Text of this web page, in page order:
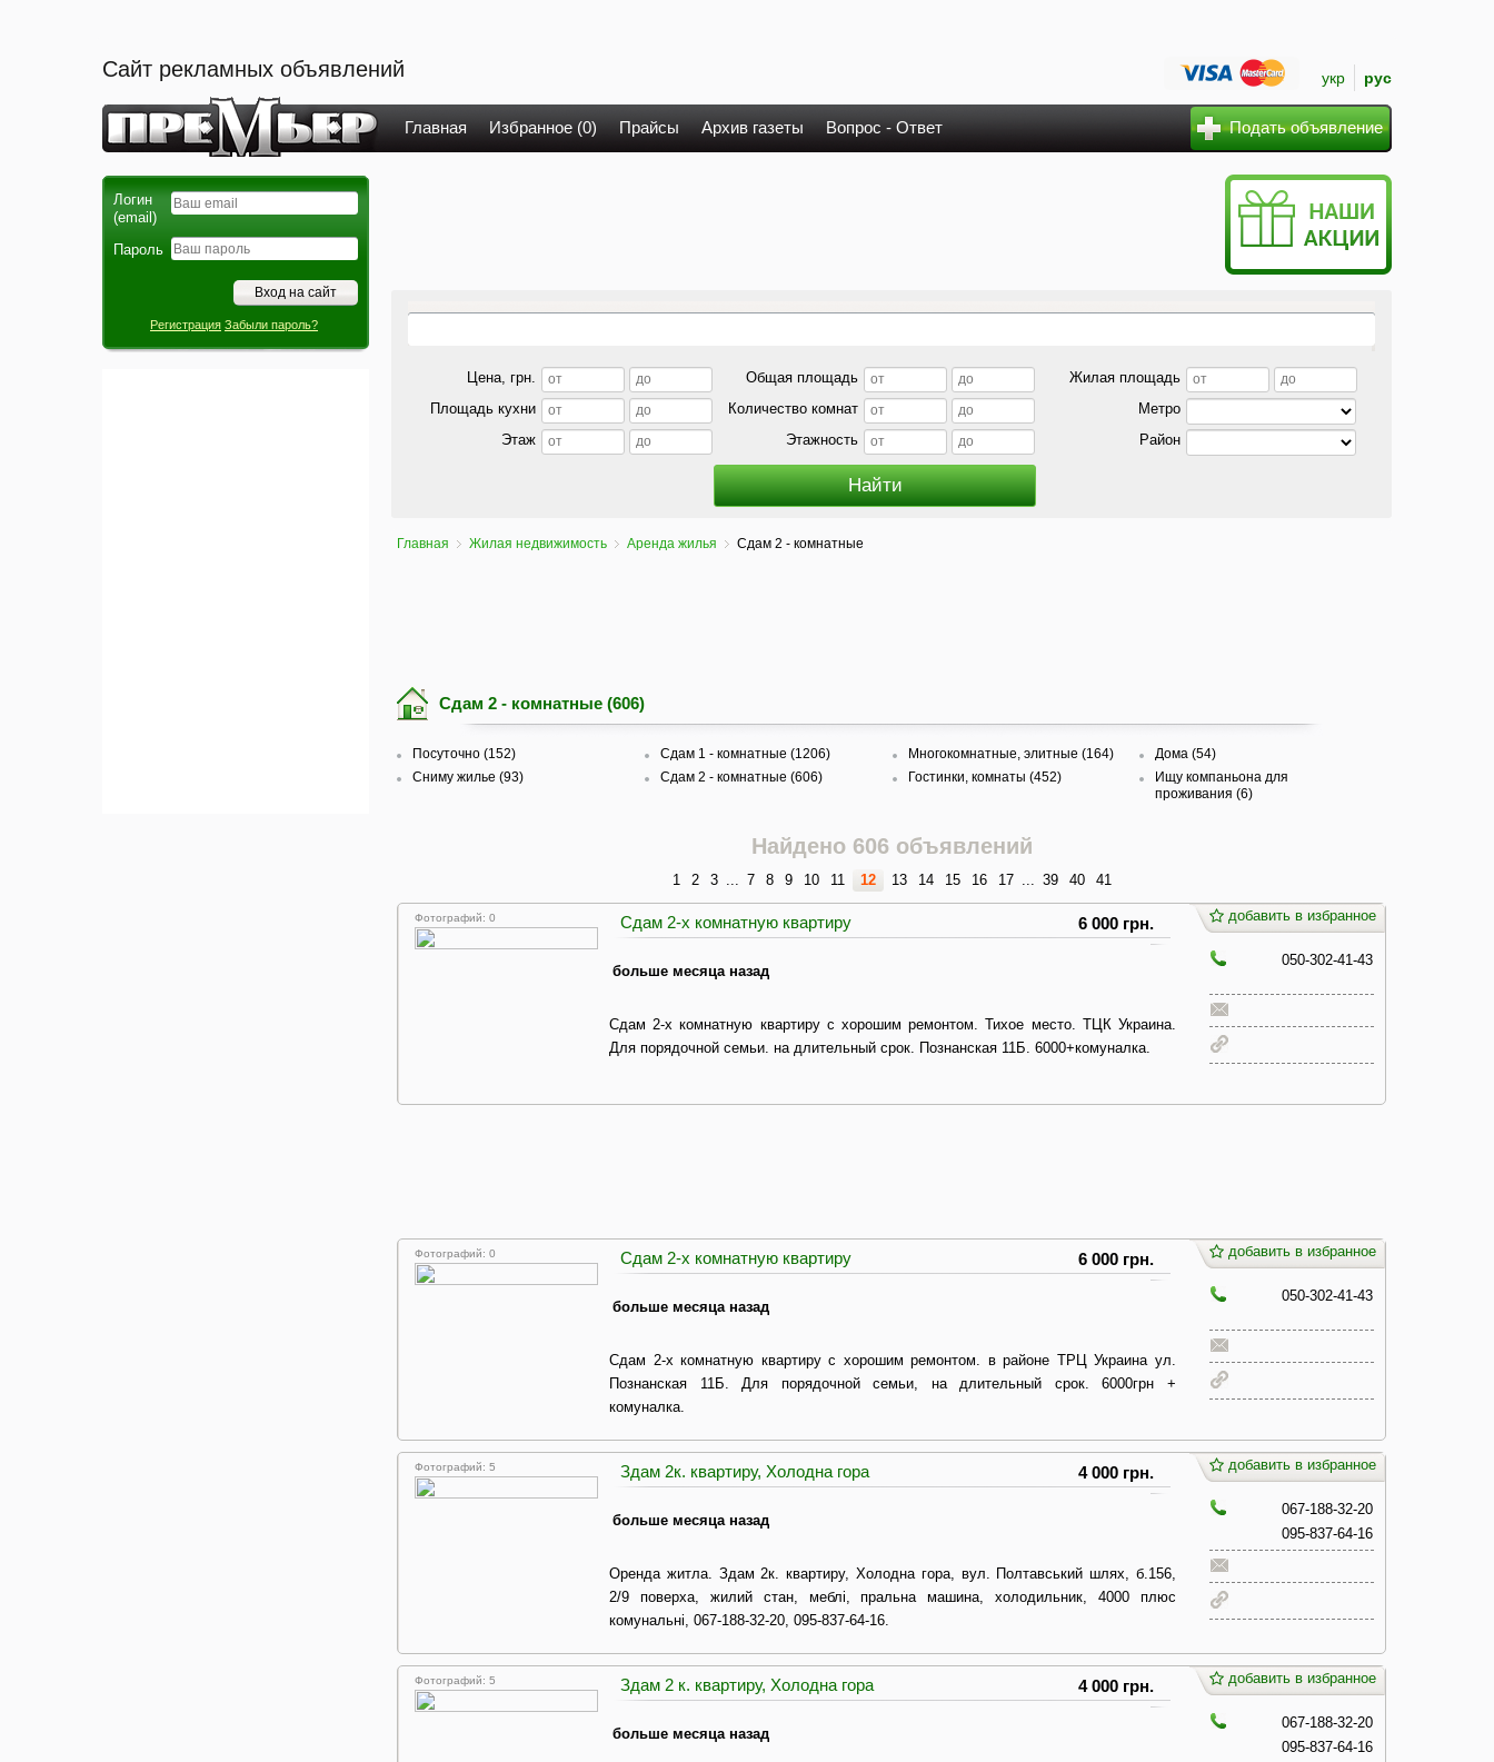
Сайт рекламных объявлений укр рус
Главная Избранное (0) Прайсы Архив газеты Вопрос - Ответ Подать объявление
Логин
(email)
Пароль
Регистрация Забыли пароль?
Цена, грн. Общая площадь
Жилая площадь
Площадь кухни
Количество комнат
Метро
Этаж
Этажность Район
Главная Жилая недвижимость Аренда жилья Сдам 2 - комнатные
Сдам 2 - комнатные (606)
Посуточно (152)
Сниму жилье (93)
Сдам 1 - комнатные (1206)
Сдам 2 - комнатные (606)
Многокомнатные, элитные (164)
Гостинки, комнаты (452)
Дома (54)
Ищу компаньона для
проживания (6)
Найдено 606 объявлений
1 2 3 7 8 9 10 11 12 13 14 15 16 17 39 40 41
Фотографий: 0 Сдам 2-х комнатную квартиру 6 000 грн.
больше месяца назад
Сдам 2-х комнатную квартиру с хорошим ремонтом. Тихое место. ТЦК Украина.
Для порядочной семьи. на длительный срок. Познанская 11Б. 6000+комуналка.
добавить в избранное
050-302-41-43
Фотографий: 0 Сдам 2-х комнатную квартиру 6 000 грн.
больше месяца назад
Сдам 2-х комнатную квартиру с хорошим ремонтом. в районе ТРЦ Украина ул.
Познанская 11Б. Для порядочной семьи, на длительный срок. 6000грн +
комуналка.
добавить в избранное
050-302-41-43
Фотографий: 5 Здам 2к. квартиру, Холодна гора 4 000 грн.
больше месяца назад
Оренда житла. Здам 2к. квартиру, Холодна гора, вул. Полтавський шлях, б.156,
2/9 поверха, жилий стан, меблі, пральна машина, холодильник, 4000 плюс
комунальні, 067-188-32-20, 095-837-64-16.
добавить в избранное
067-188-32-20
095-837-64-16
Фотографий: 5 Здам 2 к. квартиру, Холодна гора 4 000 грн.
больше месяца назад
добавить в избранное
067-188-32-20
095-837-64-16